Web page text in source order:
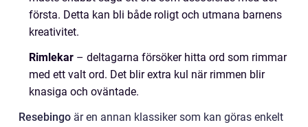
första. Detta kan bli både roligt och utmana barnens
kreativitet.
Rimlekar – deltagarna försöker hitta ord som rimmar
med ett valt ord. Det blir extra kul när rimmen blir
knasiga och oväntade.
Resebingo är en annan klassiker som kan göras enkelt